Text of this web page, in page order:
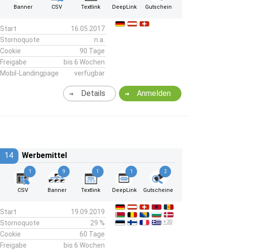
Banner CSV Textlink DeepLink Gutschein
Start
16.05.2017
Stornoquote
n.a.
Cookie
90 Tage
Freigabe
bis 6 Wochen
Mobil-Landingpage
verfügbar
Anmelden
Details
14 Werbemittel
1
CSV
9
Banner
1
Textlink
1
DeepLink
2
Gutscheine
Start
19.09.2019
Stornoquote
29 %
Cookie
60 Tage
Freigabe
bis 6 Wochen
+30